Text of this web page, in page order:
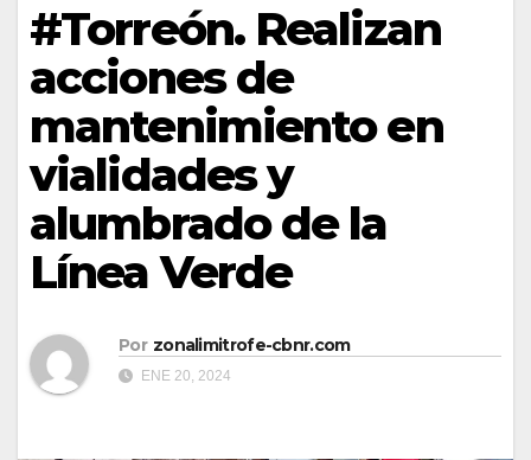
#Torreón. Realizan
acciones de
mantenimiento en
vialidades y
alumbrado de la
Línea Verde
Por zonalimitrofe-cbnr.com
ENE 20, 2024